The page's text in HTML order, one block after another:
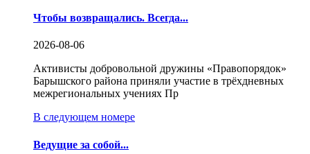
Чтобы возвращались. Всегда...
2026-08-06
Активисты добровольной дружины «Правопорядок»
Барышского района приняли участие в трёхдневных
межрегиональных учениях Пр
В следующем номере
Ведущие за собой...